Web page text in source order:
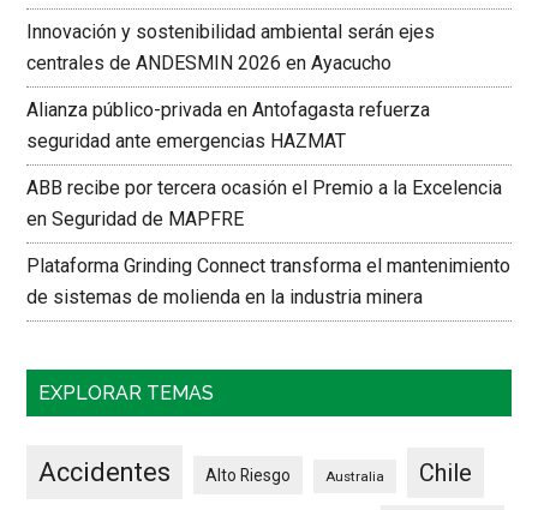
Innovación y sostenibilidad ambiental serán ejes
centrales de ANDESMIN 2026 en Ayacucho
Alianza público-privada en Antofagasta refuerza
seguridad ante emergencias HAZMAT
ABB recibe por tercera ocasión el Premio a la Excelencia
en Seguridad de MAPFRE
Plataforma Grinding Connect transforma el mantenimiento
de sistemas de molienda en la industria minera
EXPLORAR TEMAS
Accidentes Alto Riesgo Australia Chile